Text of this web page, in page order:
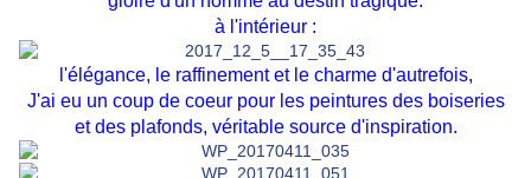
à l'intérieur :
l'élégance, le raffinement et le charme d'autrefois,
J'ai eu un coup de coeur pour les peintures des boiseries
et des plafonds, véritable source d'inspiration.